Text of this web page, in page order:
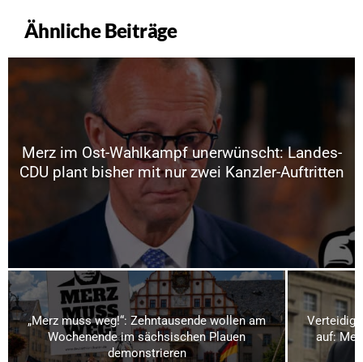
Ähnliche Beiträge
Merz im Ost-Wahlkampf unerwünscht: Landes-
CDU plant bisher mit nur zwei Kanzler-Auftritten
„Merz muss weg!“: Zehntausende wollen am
Wochenende im sächsischen Plauen
demonstrieren
auf: